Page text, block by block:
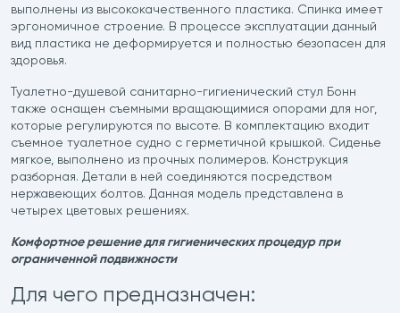
выполнены из высококачественного пластика. Спинка имеет
эргономичное строение. В процессе эксплуатации данный
вид пластика не деформируется и полностью безопасен для
здоровья.
Туалетно-душевой санитарно-гигиенический стул Бонн
также оснащен съемными вращающимися опорами для ног,
которые регулируются по высоте. В комплектацию входит
съемное туалетное судно с герметичной крышкой. Сиденье
мягкое, выполнено из прочных полимеров. Конструкция
разборная. Детали в ней соединяются посредством
нержавеющих болтов. Данная модель представлена в
четырех цветовых решениях.
Комфортное решение для гигиенических процедур при
ограниченной подвижности
Для чего предназначен: